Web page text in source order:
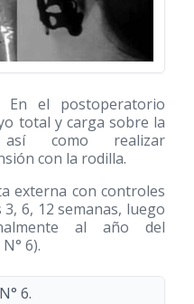
En el postoperatorio
total y carga sobre la
así como realizar
con la rodilla.
externa con controles
6, 12 semanas, luego
al año del
6).
6.